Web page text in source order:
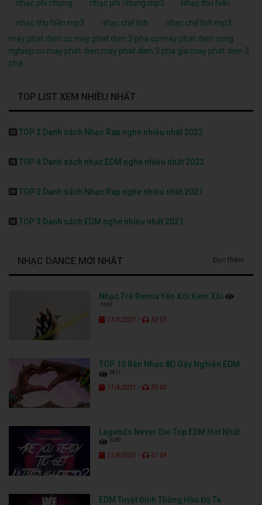
nhạc phi nhung nhạc phi nhung mp3 nhạc thu hiền
nhạc thu hiền mp3 nhạc chế linh
nhạc chế linh mp3
may phat dien cu may phat dien 3 pha cu may phat dien cong
nghiep cu may phat dien may phat dien 3 pha gia may phat dien 3
pha
TOP LIST XEM NHIỀU NHẤT
TOP 2 Danh sách Nhạc Rap nghe nhiều nhất 2022
TOP 4 Danh sách nhạc EDM nghe nhiều nhất 2022
TOP 2 Danh sách Nhạc Rap nghe nhiều nhất 2021
TOP 3 Danh sách EDM nghe nhiều nhất 2021
NHẠC DANCE MỚI NHẤT Đọc thêm
Nhạc Trẻ Remix Yến Xôi Kem Xôi
3563
11/4/2021 - 50:55
TOP 10 Bản Nhạc 8D Gây Nghiện EDM
3811
11/4/2021 - 33:03
Legends Never Die Top EDM Hot Nhất
3260
11/4/2021 - 41:49
EDM Tuyệt Đỉnh Thằng Hầu Độ Ta